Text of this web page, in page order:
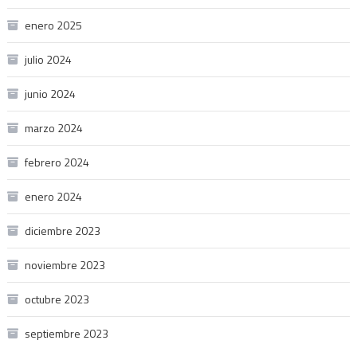
enero 2025
julio 2024
junio 2024
marzo 2024
febrero 2024
enero 2024
diciembre 2023
noviembre 2023
octubre 2023
septiembre 2023